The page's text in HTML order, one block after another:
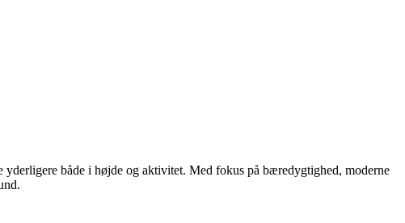
både i højde og aktivitet. Med fokus på bæredygtighed, moderne